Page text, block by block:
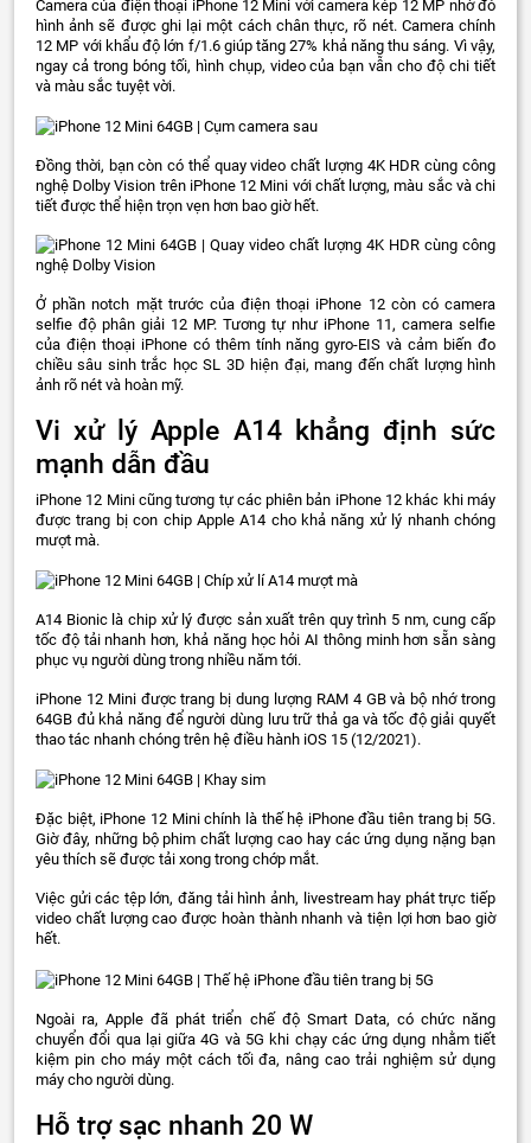
Camera của điện thoại iPhone 12 Mini với camera kép 12 MP nhờ đó
hình ảnh sẽ được ghi lại một cách chân thực, rõ nét. Camera chính
12 MP với khẩu độ lớn f/1.6 giúp tăng 27% khả năng thu sáng. Vì vậy,
ngay cả trong bóng tối, hình chụp, video của bạn vẫn cho độ chi tiết
và màu sắc tuyệt vời.
Đồng thời, bạn còn có thể quay video chất lượng 4K HDR cùng công
nghệ Dolby Vision trên iPhone 12 Mini với chất lượng, màu sắc và chi
tiết được thể hiện trọn vẹn hơn bao giờ hết.
Ở phần notch mặt trước của điện thoại iPhone 12 còn có camera
selfie độ phân giải 12 MP. Tương tự như iPhone 11, camera selfie
của điện thoại iPhone có thêm tính năng gyro-EIS và cảm biến đo
chiều sâu sinh trắc học SL 3D hiện đại, mang đến chất lượng hình
ảnh rõ nét và hoàn mỹ.
Vi xử lý Apple A14 khẳng định sức
mạnh dẫn đầu
iPhone 12 Mini cũng tương tự các phiên bản iPhone 12 khác khi máy
được trang bị con chip Apple A14 cho khả năng xử lý nhanh chóng
mượt mà.
A14 Bionic là chip xử lý được sản xuất trên quy trình 5 nm, cung cấp
tốc độ tải nhanh hơn, khả năng học hỏi AI thông minh hơn sẵn sàng
phục vụ người dùng trong nhiều năm tới.
iPhone 12 Mini được trang bị dung lượng RAM 4 GB và bộ nhớ trong
64GB đủ khả năng để người dùng lưu trữ thả ga và tốc độ giải quyết
thao tác nhanh chóng trên hệ điều hành iOS 15 (12/2021).
Đặc biệt, iPhone 12 Mini chính là thế hệ iPhone đầu tiên trang bị 5G.
Giờ đây, những bộ phim chất lượng cao hay các ứng dụng nặng bạn
yêu thích sẽ được tải xong trong chớp mắt.
Việc gửi các tệp lớn, đăng tải hình ảnh, livestream hay phát trực tiếp
video chất lượng cao được hoàn thành nhanh và tiện lợi hơn bao giờ
hết.
Ngoài ra, Apple đã phát triển chế độ Smart Data, có chức năng
chuyển đổi qua lại giữa 4G và 5G khi chạy các ứng dụng nhằm tiết
kiệm pin cho máy một cách tối đa, nâng cao trải nghiệm sử dụng
máy cho người dùng.
Hỗ trợ sạc nhanh 20 W